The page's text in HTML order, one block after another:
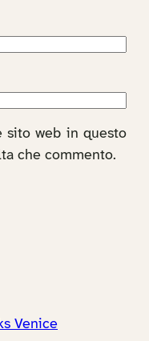
sito web in questo
che commento.
Venice